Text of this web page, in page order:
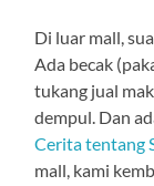
Di luar mall,
Ada becak
tukang jual
dempul. Dan
Cerita tentang
mall, kami